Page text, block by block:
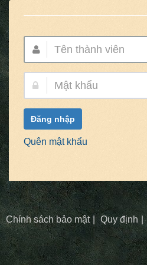
thành
khẩu:
Đăng nhập
Quên mật khẩu
Chính sách bảo mật Quy định